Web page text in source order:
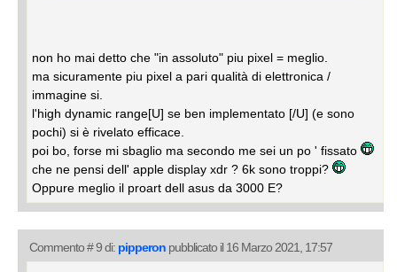
non ho mai detto che "in assoluto" piu pixel = meglio.
ma sicuramente piu pixel a pari qualità di elettronica /
immagine si.
l'high dynamic range[U] se ben implementato [/U] (e sono
pochi) si è rivelato efficace.
poi bo, forse mi sbaglio ma secondo me sei un po ' fissato
che ne pensi dell' apple display xdr ? 6k sono troppi?
Oppure meglio il proart dell asus da 3000 E?
Commento # 9 di: pipperon pubblicato il 16 Marzo 2021, 17:57